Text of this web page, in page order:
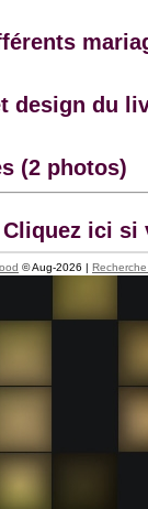
design du
(2 photos)
ici si
© Aug-2026 |